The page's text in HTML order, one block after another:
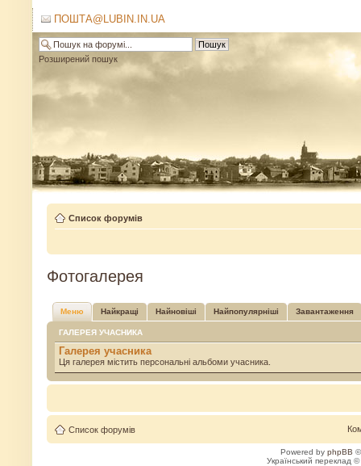
ПОШТА@LUBIN.IN.UA
Розширений пошук
Список форумів
Фотогалерея
Меню Найкращі Найновіші Найпопулярніші Завантаження
ГАЛЕРЕЯ УЧАСНИКА
Галерея учасника
Ця галерея містить персональні альбоми учасника.
Список форумів
Powered by phpBB
Український переклад